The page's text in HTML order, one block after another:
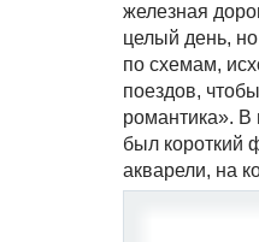
железная
целый день,
по схемам,
поездов,
романтика». В
был короткий
акварели, на